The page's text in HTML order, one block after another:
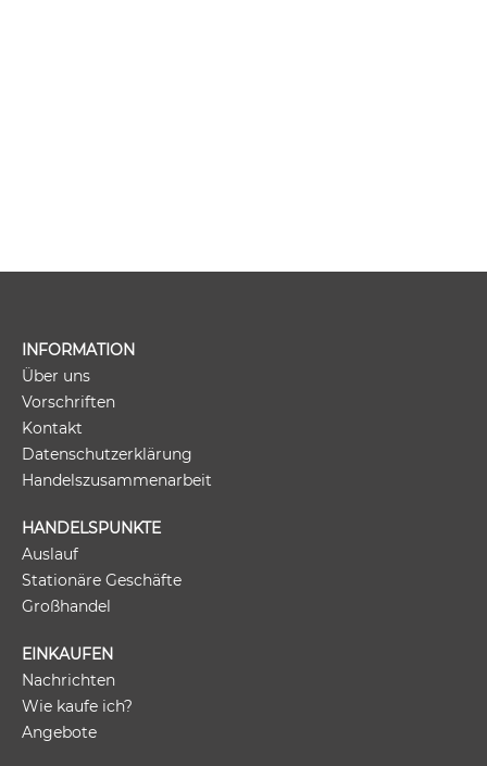
INFORMATION
Über uns
Vorschriften
Kontakt
Datenschutzerklärung
Handelszusammenarbeit
HANDELSPUNKTE
Auslauf
Stationäre Geschäfte
Großhandel
EINKAUFEN
Nachrichten
Wie kaufe ich?
Angebote